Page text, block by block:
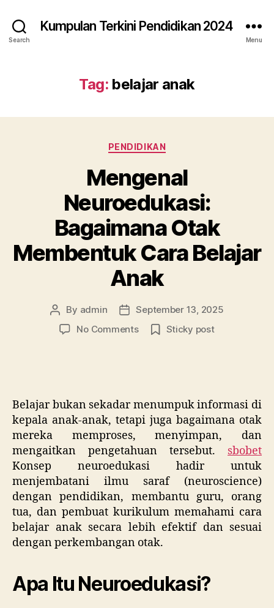
Search
Kumpulan Terkini Pendidikan 2024
Menu
Tag: belajar anak
Categories
PENDIDIKAN
Mengenal
Neuroedukasi:
Bagaimana Otak
Membentuk Cara Belajar
Anak
Post
author
By admin
PostSeptember 13, 2025
No Commentson
Cara
Belajar
Anak
Sticky post
Belajar bukan sekadar menumpuk informasi di
kepala anak-anak, tetapi juga bagaimana otak
mereka memproses, menyimpan, dan
mengaitkan pengetahuan tersebut. sbobet
Konsep neuroedukasi hadir untuk
menjembatani ilmu saraf (neuroscience)
dengan pendidikan, membantu guru, orang
tua, dan pembuat kurikulum memahami cara
belajar anak secara lebih efektif dan sesuai
dengan perkembangan otak.
Apa Itu Neuroedukasi?